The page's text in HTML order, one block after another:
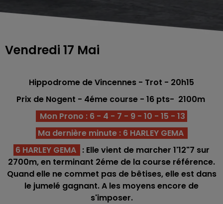
Vendredi 17 Mai
Hippodrome de Vincennes - Trot - 20h15
Prix de Nogent - 4éme course - 16 pts- 2100m
Mon Prono : 6 - 4 - 7 - 9 - 10 - 15 - 13
Ma dernière minute : 6 HARLEY GEMA
6 HARLEY GEMA : Elle vient de marcher 1'12"7 sur
2700m, en terminant 2éme de la course référence.
Quand elle ne commet pas de bêtises, elle est dans
le jumelé gagnant. A les moyens encore de
s'imposer.